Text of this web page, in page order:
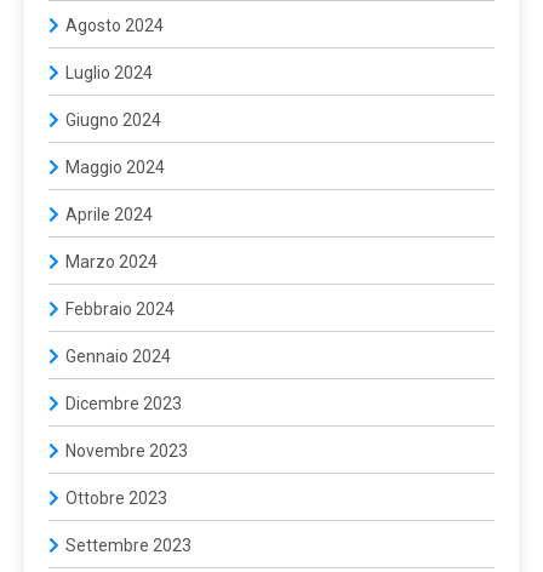
Agosto 2024
Luglio 2024
Giugno 2024
Maggio 2024
Aprile 2024
Marzo 2024
Febbraio 2024
Gennaio 2024
Dicembre 2023
Novembre 2023
Ottobre 2023
Settembre 2023